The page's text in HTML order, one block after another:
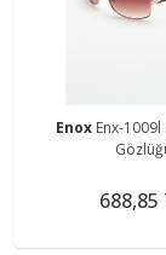
Enox Enx-
688,85